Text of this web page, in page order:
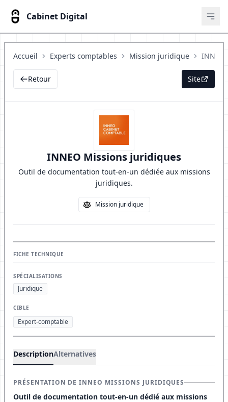
Cabinet Digital
Accueil Experts comptables Mission juridique
Retour Site
INNEO Missions juridiques
Outil de documentation tout-en-un dédiée aux missions
juridiques.
Mission juridique
FICHE TECHNIQUE
SPÉCIALISATIONS
Juridique
CIBLE
Expert-comptable
DescriptionAlternatives
PRÉSENTATION DE INNEO MISSIONS JURIDIQUES
Outil de documentation tout-en-un dédié aux missions